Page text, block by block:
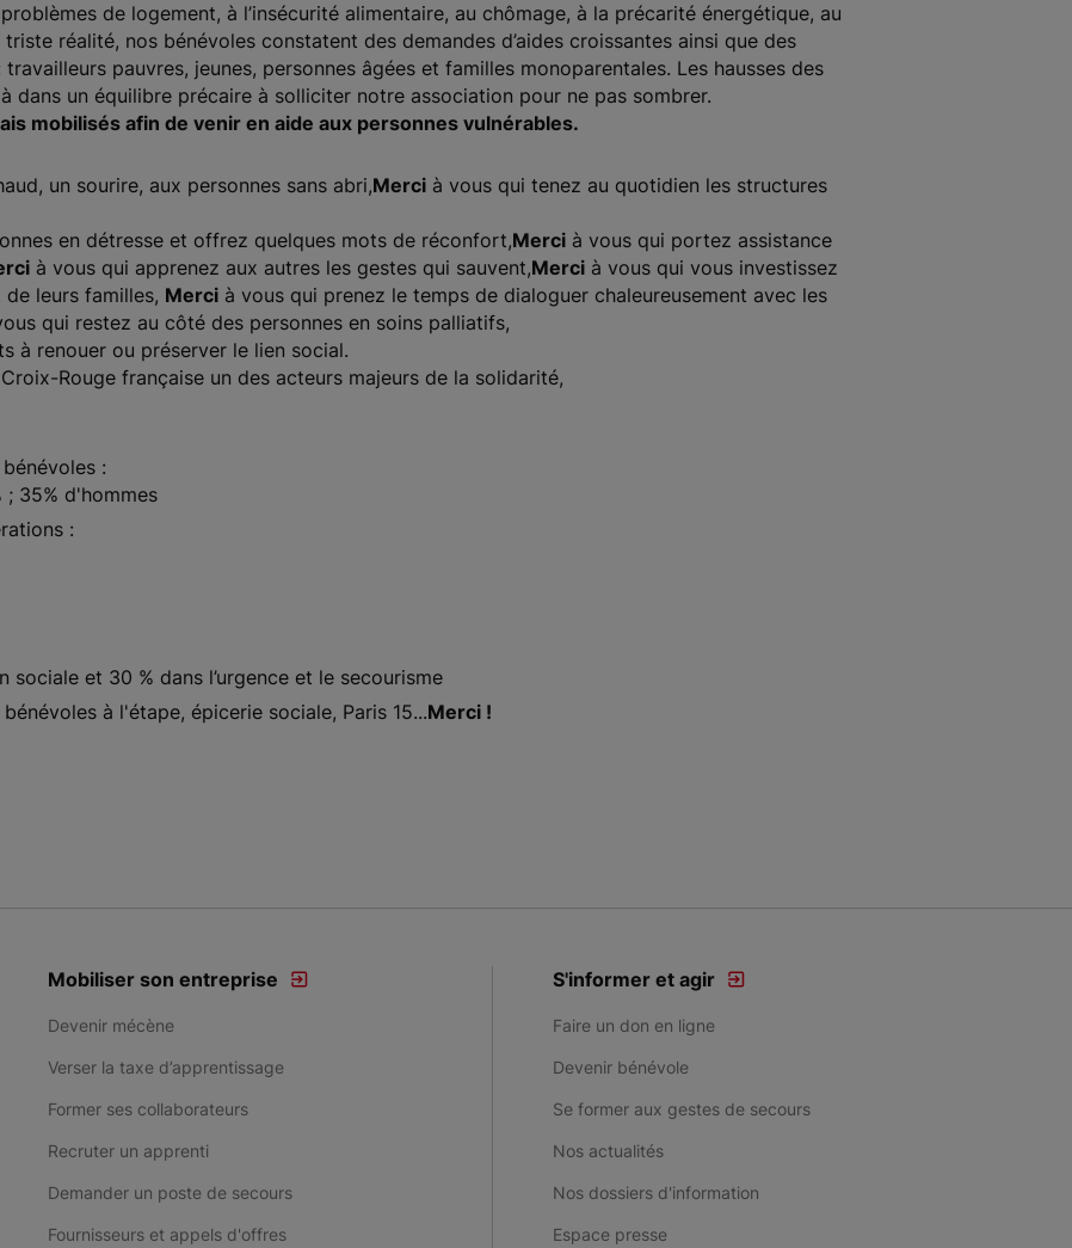
de logement, à l’insécurité alimentaire, au chômage, à la précarité énergétique, au
réalité, nos bénévoles constatent des demandes d’aides croissantes ainsi que des
pauvres, jeunes, personnes âgées et familles monoparentales. Les hausses des
dans un équilibre précaire à solliciter notre association pour ne pas sombrer.
mobilisés afin de venir en aide aux personnes vulnérables.
un sourire, aux personnes sans abri,Merci à vous qui tenez au quotidien les structures
en détresse et offrez quelques mots de réconfort,Merci à vous qui portez assistance
à vous qui apprenez aux autres les gestes qui sauvent,Merci à vous qui vous investissez
leurs familles, Merci à vous qui prenez le temps de dialoguer chaleureusement avec les
qui restez au côté des personnes en soins palliatifs,
à renouer ou préserver le lien social.
Rouge française un des acteurs majeurs de la solidarité,
:
; 35% d'hommes
:
sociale et 30 % dans l’urgence et le secourisme
à l'étape, épicerie sociale, Paris 15...Merci !
Mobiliser son entreprise
Devenir mécène
Verser la taxe d’apprentissage
Former ses collaborateurs
Recruter un apprenti
Demander un poste de secours
Fournisseurs et appels d'offres
S'informer et agir
Faire un don en ligne
Devenir bénévole
Se former aux gestes de secours
Nos actualités
Nos dossiers d'information
Espace presse